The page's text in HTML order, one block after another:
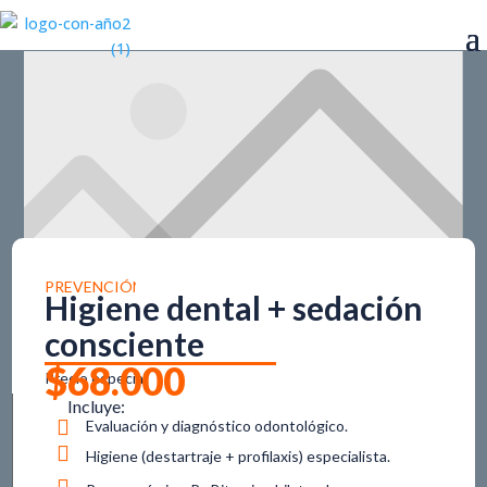
PREVENCIÓN
Higiene dental + sedación
consciente
Precio especial
$68.000
Incluye:
 Evaluación y diagnóstico odontológico.
 Higiene (destartraje + profilaxis) especialista.